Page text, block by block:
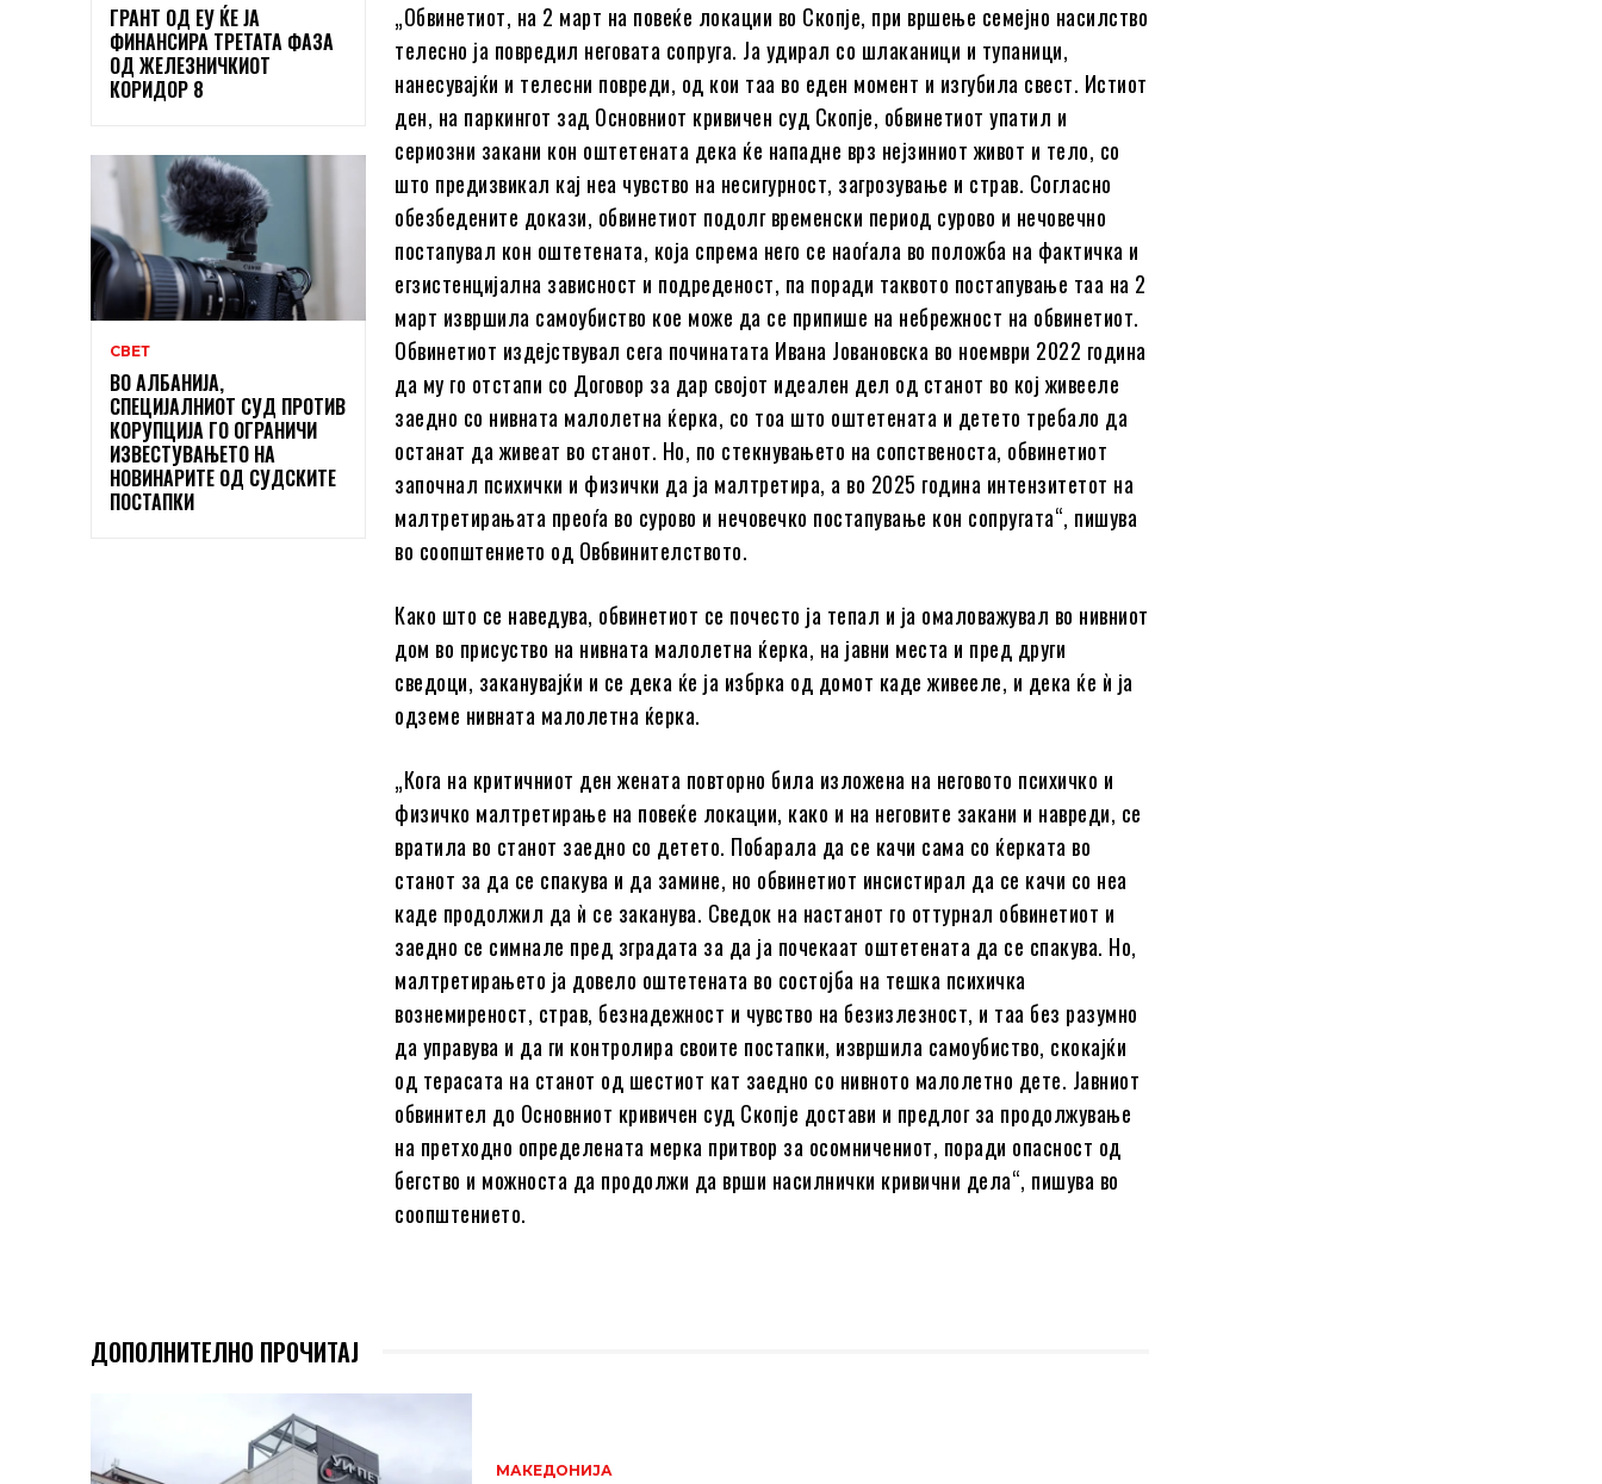
ГРАНТ ОД ЕУ ЌЕ ЈА
ФИНАНСИРА ТРЕТАТА ФАЗА
ОД ЖЕЛЕЗНИЧКИОТ
КОРИДОР 8
СВЕТ
ВО АЛБАНИЈА,
СПЕЦИЈАЛНИОТ СУД ПРОТИВ
КОРУПЦИЈА ГО ОГРАНИЧИ
ИЗВЕСТУВАЊЕТО НА
НОВИНАРИТЕ ОД СУДСКИТЕ
ПОСТАПКИ
„Обвинетиот, на 2 март на повеќе локации во Скопје, при вршење семејно насилство
телесно ја поврeдил неговата сопруга. Ја удирал со шлаканици и тупаници,
нанесувајќи и телесни повреди, од кои таа во еден момент и изгубила свест. Истиот
ден, на паркингот зад Основниот кривичен суд Скопје, обвинетиот упатил и
сериозни закани кон оштетената дека ќе нападне врз нејзиниот живот и тело, со
што предизвикал кај неа чувство на несигурност, загрозување и страв. Согласно
обезбедените докази, обвинетиот подолг временски период сурово и нечовечно
постапувал кон оштетената, која спрема него се наоѓала во положба на фактичка и
егзистенцијална зависност и подреденост, па поради таквото постапување таа на 2
март извршила самоубиство кое може да се припише на небрежност на обвинетиот.
Обвинетиот издејствувал сега починатата Ивана Јовановска во ноември 2022 година
да му го отстапи со Договор за дар својот идеален дел од станот во кој живееле
заедно со нивната малолетна ќерка, со тоа што оштетената и детето требало да
останат да живеат во станот. Но, по стекнувањето на сопственоста, обвинетиот
започнал психички и физички да ја малтретира, а во 2025 година интензитетот на
малтретирањата преоѓа во сурово и нечовечко постапување кон сопругата“, пишува
во соопштението од Овбвинителството.
Како што се наведува, обвинетиот се почесто ја тепал и ја омаловажувал во нивниот
дом во присуство на нивната малолетна ќерка, на јавни места и пред други
сведоци, заканувајќи и се дека ќе ја избрка од домот каде живееле, и дека ќе ѝ ја
одземе нивната малолетна ќерка.
„Кога на критичниот ден жената повторно била изложена на неговото психичко и
физичко малтретирање на повеќе локации, како и на неговите закани и навреди, се
вратила во станот заедно со детето. Побарала да се качи сама со ќерката во
станот за да се спакува и да замине, но обвинетиот инсистирал да се качи со неа
каде продолжил да ѝ се заканува. Сведок на настанот го оттурнал обвинетиот и
заедно се симнале пред зградата за да ја почекаат оштетената да се спакува. Но,
малтретирањето ја довело оштетената во состојба на тешка психичка
вознемиреност, страв, безнадежност и чувство на безизлезност, и таа без разумно
да управува и да ги контролира своите постапки, извршила самоубиство, скокајќи
од терасата на станот од шестиот кат заедно со нивното малолетно дете. Јавниот
обвинител до Основниот кривичен суд Скопје достави и предлог за продолжување
на претходно определената мерка притвор за осомничениот, поради опасност од
бегство и можноста да продолжи да врши насилнички кривични дела“, пишува во
соопштението.
ДОПОЛНИТЕЛНО ПРОЧИТАЈ
МАКЕДОНИЈА